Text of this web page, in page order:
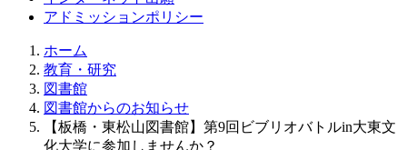
アドミッションポリシー
ホーム
教育・研究
図書館
図書館からのお知らせ
【板橋・東松山図書館】第9回ビブリオバトルin大東文
化大学に参加しませんか？